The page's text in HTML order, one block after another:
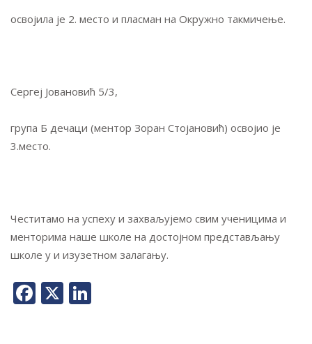
освојила је 2. место и пласман на Окружно такмичење.
Сергеј Јовановић 5/3,
група Б дечаци (ментор Зоран Стојановић) освојио је
3.место.
Честитамо на успеху и захваљујемо свим ученицима и
менторима наше школе на достојном представљању
школе у и изузетном залагању.
Facebook
X